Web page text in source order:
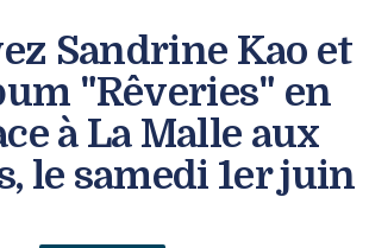
Sandrine Kao et
"Rêveries" en
à La Malle aux
le samedi 1er juin